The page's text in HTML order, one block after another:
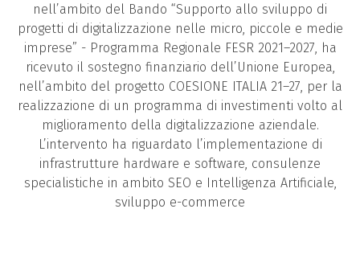
nell’ambito del Bando “Supporto allo sviluppo di
progetti di digitalizzazione nelle micro, piccole e medie
imprese” - Programma Regionale FESR 2021–2027, ha
ricevuto il sostegno finanziario dell’Unione Europea,
nell’ambito del progetto COESIONE ITALIA 21–27, per la
realizzazione di un programma di investimenti volto al
miglioramento della digitalizzazione aziendale.
L’intervento ha riguardato l’implementazione di
infrastrutture hardware e software, consulenze
specialistiche in ambito SEO e Intelligenza Artificiale,
sviluppo e-commerce